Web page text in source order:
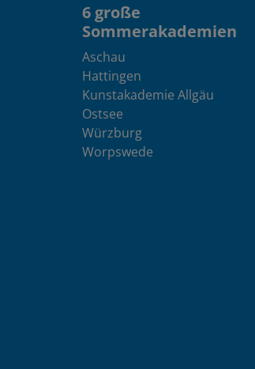
6 große
Sommerakademien
Aschau
Hattingen
Kunstakademie Allgäu
Ostsee
Würzburg
Worpswede